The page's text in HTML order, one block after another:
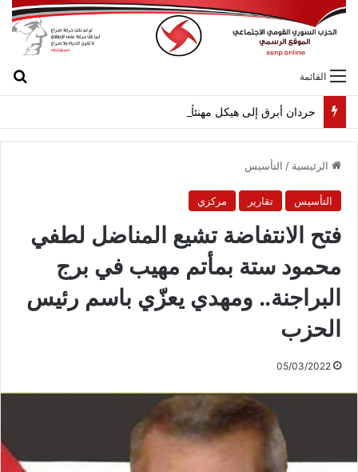
القائمة
حردان أبرق إلى هيكل مهنئاً بمناسبة عيد الجيش
الرئيسية / التأسيس
التأسيس تقارير مركزي
فتح الانتفاضة تشيع المناضل لطفي
محمود ستة بمأتم مهيب في برج
البراجنة.. ومهدي يعزّي باسم رئيس
الحزب
05/03/2022